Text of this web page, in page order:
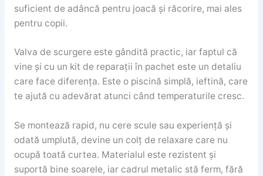
suficient de adâncă pentru joacă și răcorire, mai ales
pentru copii.
Valva de scurgere este gândită practic, iar faptul că
vine și cu un kit de reparații în pachet este un detaliu
care face diferența. Este o piscină simplă, ieftină, care
te ajută cu adevărat atunci când temperaturile cresc.
Se montează rapid, nu cere scule sau experiență și
odată umplută, devine un colț de relaxare care nu
ocupă toată curtea. Materialul este rezistent și
suportă bine soarele, iar cadrul metalic stă ferm, fără